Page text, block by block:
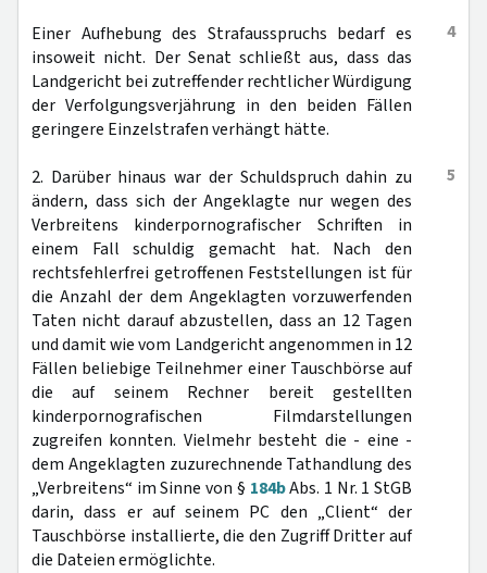
4
Einer Aufhebung des Strafausspruchs bedarf es
insoweit nicht. Der Senat schließt aus, dass das
Landgericht bei zutreffender rechtlicher Würdigung
der Verfolgungsverjährung in den beiden Fällen
geringere Einzelstrafen verhängt hätte.
5
2. Darüber hinaus war der Schuldspruch dahin zu
ändern, dass sich der Angeklagte nur wegen des
Verbreitens kinderpornografischer Schriften in
einem Fall schuldig gemacht hat. Nach den
rechtsfehlerfrei getroffenen Feststellungen ist für
die Anzahl der dem Angeklagten vorzuwerfenden
Taten nicht darauf abzustellen, dass an 12 Tagen
und damit wie vom Landgericht angenommen in 12
Fällen beliebige Teilnehmer einer Tauschbörse auf
die auf seinem Rechner bereit gestellten
kinderpornografischen Filmdarstellungen
zugreifen konnten. Vielmehr besteht die - eine -
dem Angeklagten zuzurechnende Tathandlung des
„Verbreitens“ im Sinne von § 184bAbs. 1 Nr. 1 StGB
darin, dass er auf seinem PC den „Client“ der
Tauschbörse installierte, die den Zugriff Dritter auf
die Dateien ermöglichte.